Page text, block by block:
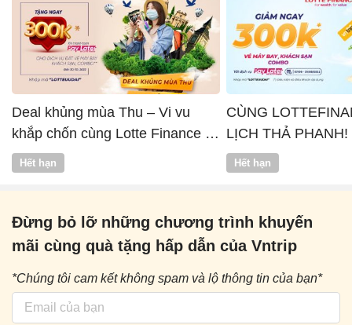
Deal khủng mùa Thu – Vi vu
khắp chốn cùng Lotte Finance x
Vntrip
Hết hạn
CÙNG
LỊCH THẢ PHANH!
Hết hạn
Đừng bỏ lỡ những chương trình khuyến
mãi cùng quà tặng hấp dẫn của Vntrip
*Chúng tôi cam kết không spam và lộ thông tin của bạn*